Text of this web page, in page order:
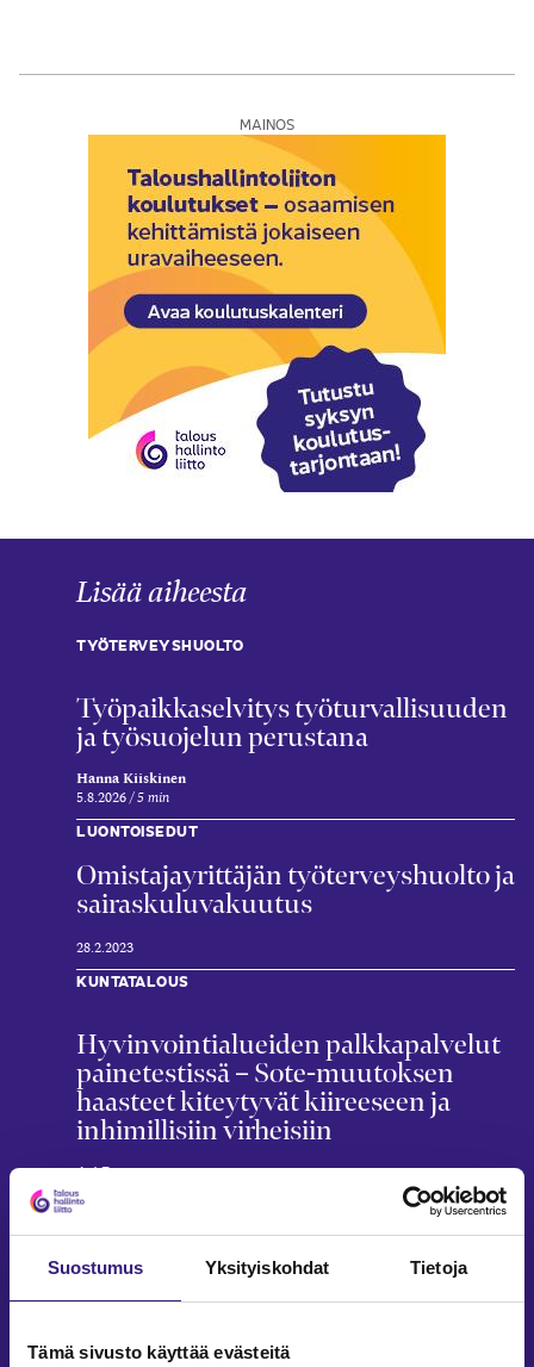
Suostumus Yksityiskohdat Tietoja
Tämä sivusto käyttää evästeitä
MAINOS
Lisää aiheesta
TYÖTERVEYSHUOLTO
Työpaikkaselvitys työturvallisuuden
ja työsuojelun perustana
Hanna Kiiskinen
5.8.2026 5 min
LUONTOISEDUT
Omistaja­yrittäjän työ­terveys­huolto ja
sairas­kulu­vakuutus
28.2.2023
KUNTATALOUS
Hyvinvointialueiden palkkapalvelut
painetestissä – Sote-muutoksen
haasteet kiteytyvät kiireeseen ja
inhimillisiin virheisiin
Ari Rytsy
22.12.2022
Työterveyshuolto verotuksessa
8.10.2020
5 min